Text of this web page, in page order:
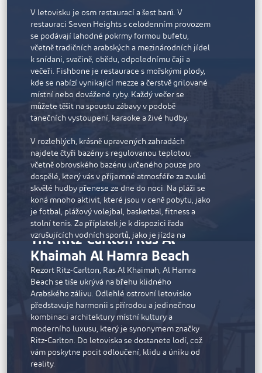
Vyberte si z 10 restaurací a salonků, které nabízejí
prvotřídní mezinárodní kuchyni: Barevné arabské
pokrmy v restauraci Marjan, steaky z masa, které
prošlo suchým zráním, v restauraci Lexington Grill
inspirované New Yorkem, delikátní japonská jídla
v sofistikované restauraci UMI nebo lehké saláty v
restauraci Azure na pláži.
K vybavení resortu patří nepřetržitě otevřené
fitness centrum, dva osvětlené tenisové kurty a
vodní sporty od wakeboardingu po potápění.
bylinné koupele, floatační lůžka a blahodárné
procedury.
V letovisku je osm restaurací a šest barů. V
restauraci Seven Heights s celodenním provozem
se podávají lahodné pokrmy formou bufetu,
včetně tradičních arabských a mezinárodních jídel
k snídani, svačině, obědu, odpolednímu čaji a
večeři. Fishbone je restaurace s mořskými plody,
kde se nabízí vynikající mezze a čerstvě grilované
místní nebo dovážené ryby. Každý večer se
můžete těšit na spoustu zábavy v podobě
tanečních vystoupení, karaoke a živé hudby.
V rozlehlých, krásně upravených zahradách
najdete čtyři bazény s regulovanou teplotou,
včetně obrovského bazénu určeného pouze pro
dospělé, který vás v příjemné atmosféře za zvuků
skvělé hudby přenese ze dne do noci. Na pláži se
koná mnoho aktivit, které jsou v ceně pobytu, jako
je fotbal, plážový volejbal, basketbal, fitness a
stolní tenis. Za příplatek je k dispozici řada
vzrušujících vodních sportů, jako je jízda na
kajaku, zábavná jízda na banánu a parasailing. Pro
děti je připraven dětský klub s dostatkem aktivit,
které je zabaví od svítání do soumraku. Děti mají k
dispozici vlastní bazén, tobogány a venkovní
hřiště.
Klidné lázně Avitane mají různé zóny, kde si
můžete dopřát péči o své tělo a duši a relaxovat v
parní lázni a sauně. Lázně Avitane jsou oddělené
pro muže a pro žen a podporují tak cudnost; každá
část se může pochlubit odděleným soukromým
The Ritz-Carlton Ras Al
Khaimah Al Hamra Beach
Rezort Ritz-Carlton, Ras Al Khaimah, Al Hamra
Beach se tiše ukrývá na břehu klidného
Arabského zálivu. Odlehlé ostrovní letovisko
představuje harmonii s přírodou a jedinečnou
kombinaci architektury místní kultury a
moderního luxusu, který je synonymem značky
Ritz-Carlton. Do letoviska se dostanete lodí, což
vám poskytne pocit odloučení, klidu a úniku od
reality.